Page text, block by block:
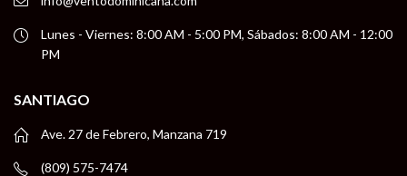
Lunes - Viernes: 8:00 AM - 5:00 PM, Sábados: 8:00 AM - 12:00
PM
SANTIAGO
Ave. 27 de Febrero, Manzana 719
(809) 575-7474